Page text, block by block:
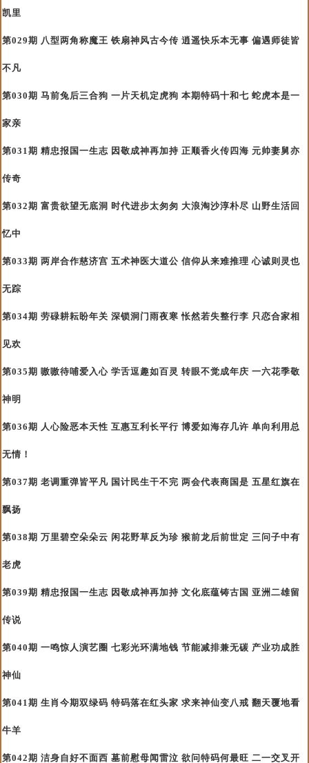
凯里
第029期 八型两角称魔王 铁扇神风古今传 逍遥快乐本无事 偏遇师徒皆
不凡
第030期 马前兔后三合狗 一片天机定虎狗 本期特码十和七 蛇虎本是一
家亲
第031期 精忠报国一生志 因敬成神再加持 正顺香火传四海 元帅妻舅亦
传奇
第032期 富贵欲望无底洞 时代进步太匆匆 大浪淘沙淳朴尽 山野生活回
忆中
第033期 两岸合作慈济宫 五术神医大道公 信仰从来难推理 心诚则灵也
无踪
第034期 劳碌耕耘盼年关 深锁洞门雨夜寒 怅然若失整行李 只恋合家相
见欢
第035期 嗷嗷待哺爱入心 学舌逗趣如百灵 转眼不觉成年庆 一六花季敬
神明
第036期 人心险恶本天性 互惠互利长平行 博爱如海存几许 单向利用总
无情！
第037期 老调重弹皆平凡 国计民生干不完 两会代表商国是 五星红旗在
飘扬
第038期 万里碧空朵朵云 闲花野草反为珍 猴前龙后前世定 三问子中有
老虎
第039期 精忠报国一生志 因敬成神再加持 文化底蕴铸古国 亚洲二雄留
传说
第040期 一鸣惊人演艺圈 七彩光环满地钱 节能减排兼无碳 产业功成胜
神仙
第041期 生肖今期双绿码 特码落在红头家 求来神仙变八戒 翻天覆地看
牛羊
第042期 洁身自好不面西 墓前慰母闻雷泣 欲问特码何最旺 二一交叉开